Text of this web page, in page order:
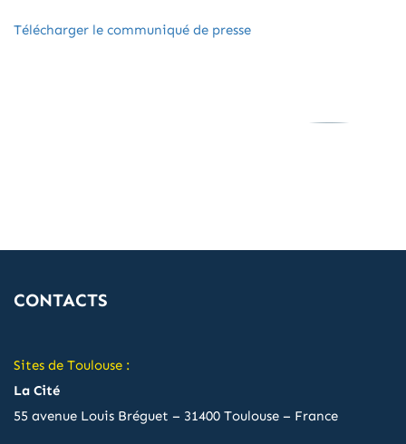
Télécharger le communiqué de presse
CONTACTS
Sites de Toulouse :
La Cité
55 avenue Louis Bréguet – 31400 Toulouse – France